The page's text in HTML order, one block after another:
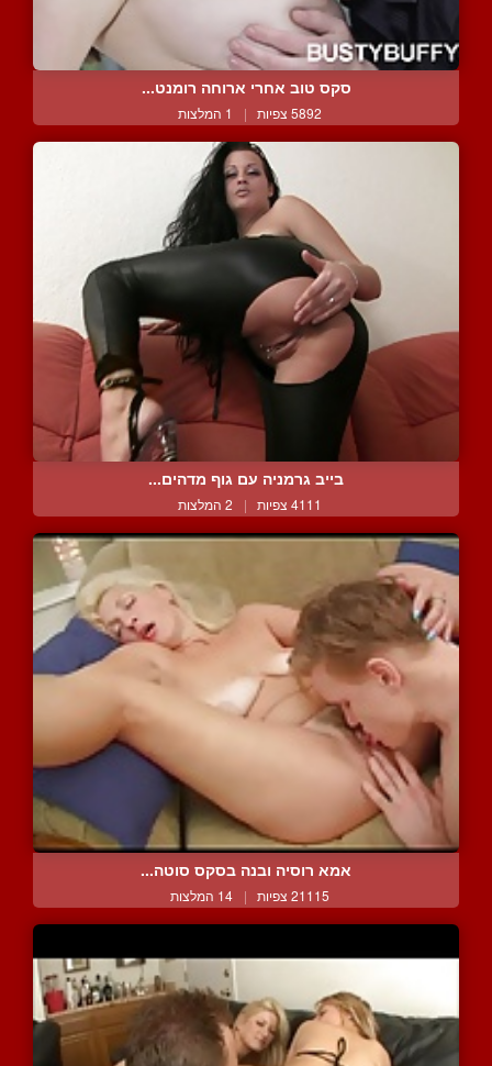
סקס טוב אחרי ארוחה רומנט...
5892 צפיות | 1 המלצות
בייב גרמניה עם גוף מדהים...
4111 צפיות | 2 המלצות
אמא רוסיה ובנה בסקס סוטה...
21115 צפיות | 14 המלצות